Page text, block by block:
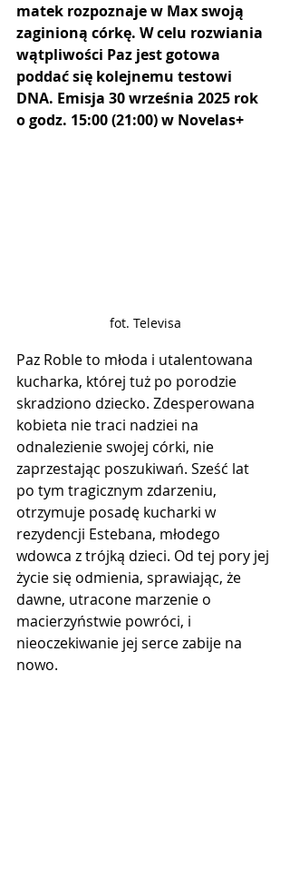
matek rozpoznaje w Max swoją
zaginioną córkę. W celu rozwiania
wątpliwości Paz jest gotowa
poddać się kolejnemu testowi
DNA. Emisja 30 września 2025 rok
o godz. 15:00 (21:00) w Novelas+
fot. Televisa
Paz Roble to młoda i utalentowana
kucharka, której tuż po porodzie
skradziono dziecko. Zdesperowana
kobieta nie traci nadziei na
odnalezienie swojej córki, nie
zaprzestając poszukiwań. Sześć lat
po tym tragicznym zdarzeniu,
otrzymuje posadę kucharki w
rezydencji Estebana, młodego
wdowca z trójką dzieci. Od tej pory jej
życie się odmienia, sprawiając, że
dawne, utracone marzenie o
macierzyństwie powróci, i
nieoczekiwanie jej serce zabije na
nowo.